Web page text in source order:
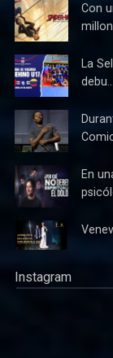
Con
millon...
La
debu...
En
Instagram